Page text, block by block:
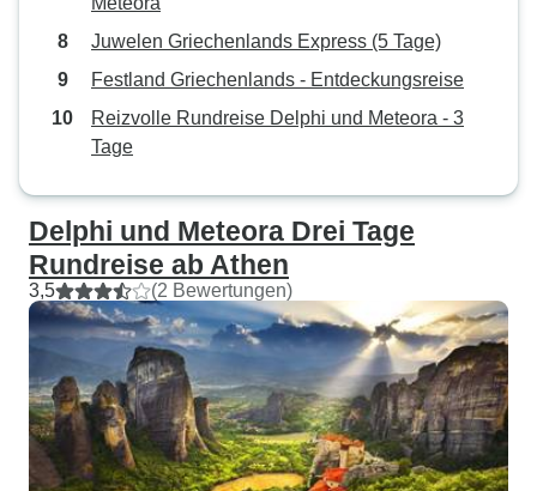
Juwelen Griechenlands Express (5 Tage)
Festland Griechenlands - Entdeckungsreise
Reizvolle Rundreise Delphi und Meteora - 3
Tage
Delphi und Meteora Drei Tage
Rundreise ab Athen
3,5 (2 Bewertungen)